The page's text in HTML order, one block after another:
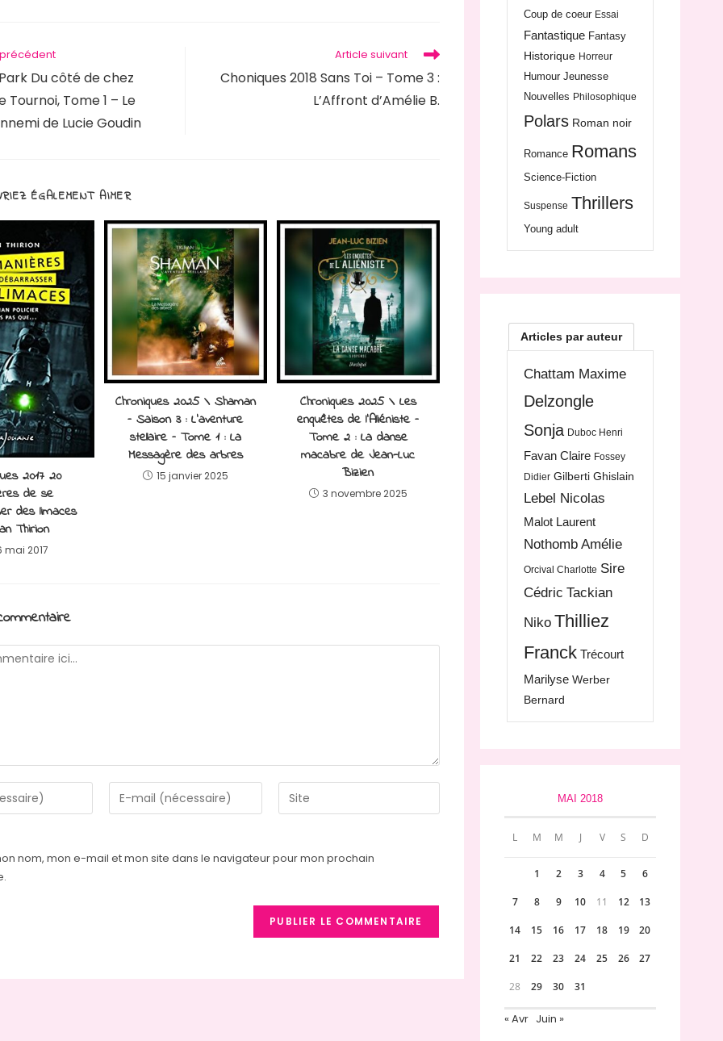
Du côté de chez
Tournoi, Tome 1 – Le
de Lucie Goudin
Article suivant
Choniques 2018 Sans Toi – Tome 3 :
L’Affront d’Amélie B.
ÉGALEMENT AIMER
2017 20
de se
des limaces
Thirion
mai 2017
Chroniques 2025 \ Shaman
– Saison 3 : L’aventure
stellaire – Tome 1 : La
Messagère des arbres
15 janvier 2025
Chroniques 2025 \ Les
enquêtes de l’Aliéniste –
Tome 2 : La danse
macabre de Jean-Luc
Bizien
3 novembre 2025
Enter
your
address
Saisir
l’URL
nom, mon e-mail et mon site dans le navigateur pour mon prochain
Coup de coeur Essai
Fantastique Fantasy
Historique Horreur
Humour Jeunesse
Nouvelles Philosophique
Polars Roman noir
Romance Romans
Science-Fiction
Suspense Thrillers
Young adult
Articles par auteur
Chattam Maxime
Delzongle
Sonja Duboc Henri
Favan Claire Fossey
Didier Gilberti Ghislain
Lebel Nicolas
Malot Laurent
Nothomb Amélie
Orcival Charlotte Sire
Cédric Tackian
Niko Thilliez
Franck Trécourt
Marilyse Werber
Bernard
MAI 2018
L M M J V S D
1 2 3 4 5 6
7 8 9 10 11 12 13
14 15 16 17 18 19 20
21 22 23 24 25 26 27
28 29 30 31
« Avr Juin »